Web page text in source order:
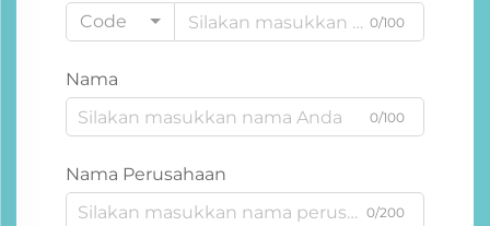
Code
0/100
Nama
0/100
Nama Perusahaan
0/200